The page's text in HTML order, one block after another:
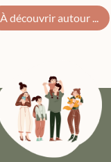
À découvrir autour ...